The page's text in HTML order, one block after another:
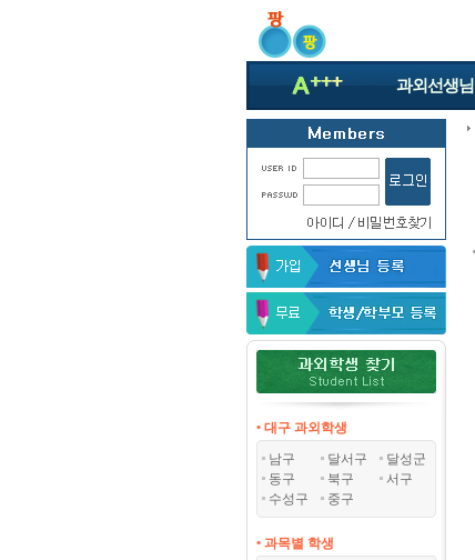
과외선생님
• 대구 과외학생
남구
달서구
달성군
동구
북구
서구
수성구
중구
• 과목별 학생